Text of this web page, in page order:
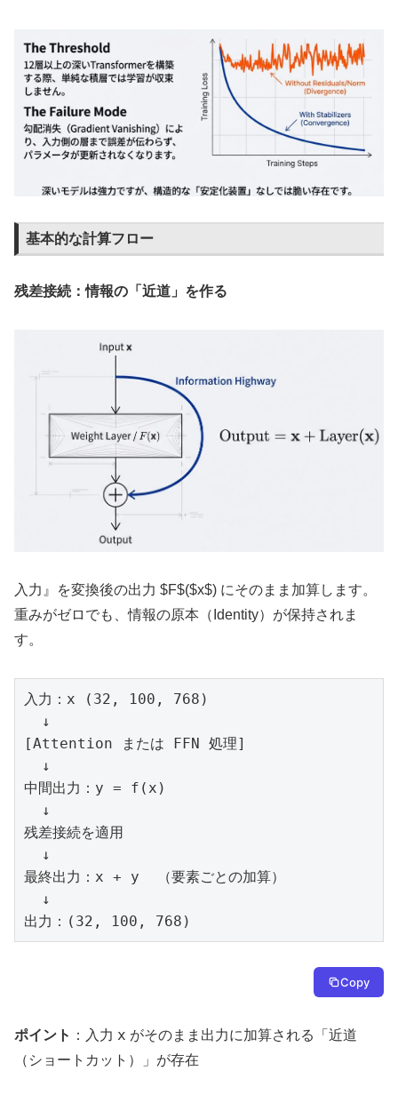
基本的な計算フロー
残差接続：情報の「近道」を作る
入力』を変換後の出力 $F$($x$) にそのまま加算します。
重みがゼロでも、情報の原本（Identity）が保持されま
す。
入力：x (32, 100, 768)
  ↓
[Attention または FFN 処理]
  ↓
中間出力：y = f(x)
  ↓
残差接続を適用
  ↓
最終出力：x + y  （要素ごとの加算）
  ↓
出力：(32, 100, 768)
Copy
ポイント ：入力 x がそのまま出力に加算される「近道
（ショートカット）」が存在